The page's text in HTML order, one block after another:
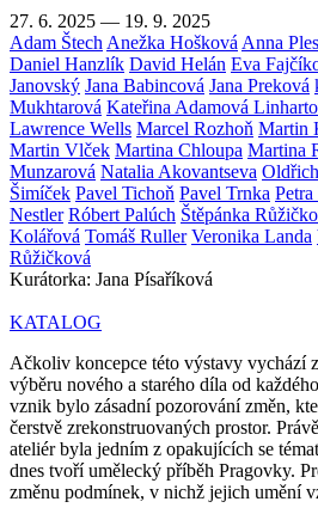
27. 6. 2025 — 19. 9. 2025
Adam Štech Anežka Hošková Anna
Daniel Hanzlík David Helán Eva
Janovský Jana Babincová Jana Preková
Mukhtarová Kateřina Adamová
Lawrence Wells Marcel Rozhoň Martin
Martin Vlček Martina Chloupa Martina
Munzarová Natalia Akovantseva
Šimíček Pavel Tichoň Pavel Trnka
Nestler Róbert Palúch Štěpánka
Kolářová Tomáš Ruller Veronika Landa
Růžičková
Kurátorka: Jana Písaříková
KATALOG
Ačkoliv koncepce této výstavy vychází
výběru nového a starého díla od
vznik bylo zásadní pozorování změn,
čerstvě zrekonstruovaných prostor.
ateliér byla jedním z opakujících se
dnes tvoří umělecký příběh Pragovky.
změnu podmínek, v nichž jejich umění